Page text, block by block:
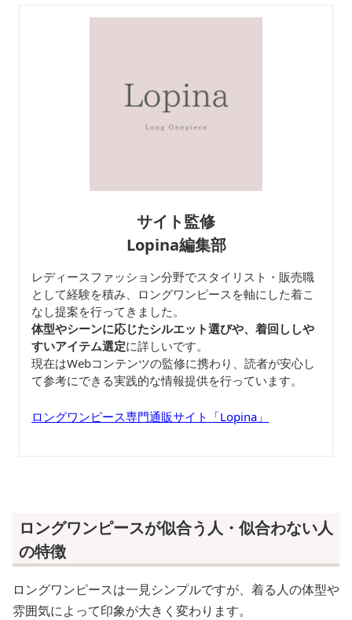
サイト監修
Lopina編集部
レディースファッション分野でスタイリスト・販売職
として経験を積み、ロングワンピースを軸にした着こ
なし提案を行ってきました。
体型やシーンに応じたシルエット選びや、着回ししや
すいアイテム選定に詳しいです。
現在はWebコンテンツの監修に携わり、読者が安心し
て参考にできる実践的な情報提供を行っています。
ロングワンピース専門通販サイト「Lopina」
ロングワンピースが似合う人・似合わない人
の特徴
ロングワンピースは一見シンプルですが、着る人の体型や
雰囲気によって印象が大きく変わります。